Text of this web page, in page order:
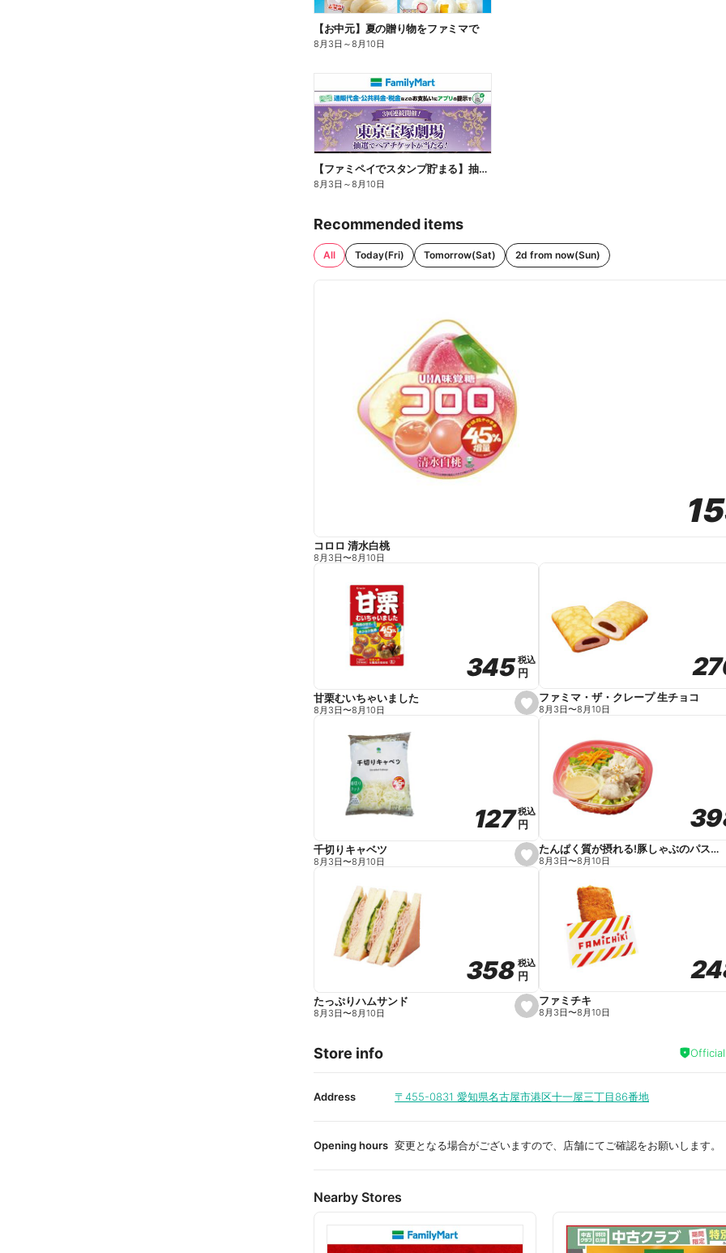
【お中元】夏の贈り物をファミマで
8月3日 ～8月10日
【ファミペイでスタンプ貯まる】抽選でペアチケットが当たる!
8月3日 ～8月10日
Recommended items
All Today(Fri) Tomorrow(Sat) 2d from now(Sun)
コロロ 清水白桃
8月3日〜8月10日
s
e
e
345
345税込
税込
円
円
甘栗むいちゃいました
8月3日〜8月10日
ファミマ・ザ・クレープ 生チョコ
8月3日〜8月10日
s
e
e
127
127税込
税込
円
円
千切りキャベツ
8月3日〜8月10日
たんぱく質が摂れる!豚しゃぶのパスタサラダ
8月3日〜8月10日
s
e
i
t
358
358税込
税込
円
円
たっぷりハムサンド
8月3日〜8月10日
ファミチキ
8月3日〜8月10日
Store info
Address 〒455-0831 愛知県名古屋市港区十一屋三丁目86番地
Opening hours 変更となる場合がございますので、店舗にてご確認をお願いします。
Nearby Stores